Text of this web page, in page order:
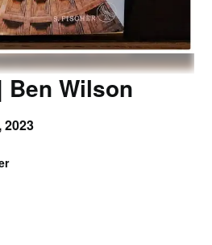
Ben Wilson
2023